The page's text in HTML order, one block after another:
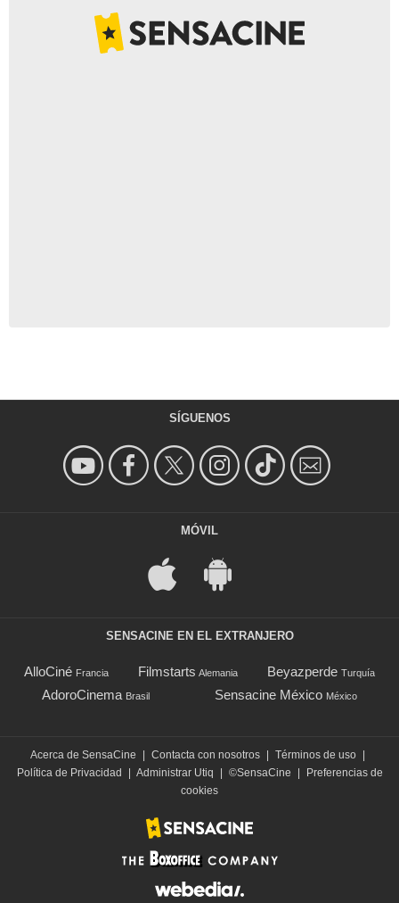
SÍGUENOS
MÓVIL
SENSACINE EN EL EXTRANJERO
AlloCiné Francia Filmstarts Alemania Beyazperde Turquía
AdoroCinema Brasil Sensacine México México
Acerca de SensaCine Contacta con nosotros Términos de uso
Política de Privacidad
Administrar Utiq ©SensaCine
Preferencias de
cookies